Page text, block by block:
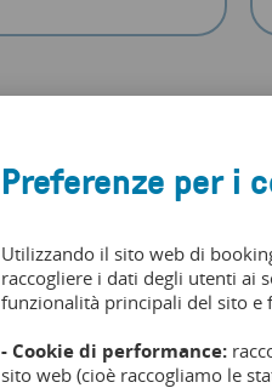
Preferenze per i
Utilizzando il sito web di
raccogliere i dati degli utenti ai
funzionalità principali del sito
- Cookie di performance:
sito web (cioè raccogliamo le